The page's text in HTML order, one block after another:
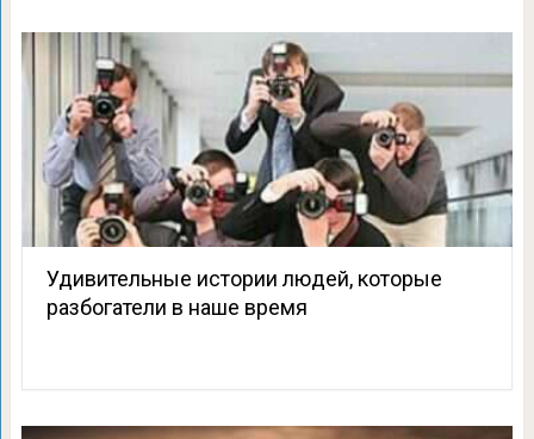
Удивительные истории людей, которые
разбогатели в наше время